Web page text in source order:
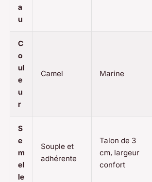
a
u
C
o
ul
e
u
r
Camel Marine
S
e
m
el
le
Souple et
adhérente
Talon de 3
cm, largeur
confort